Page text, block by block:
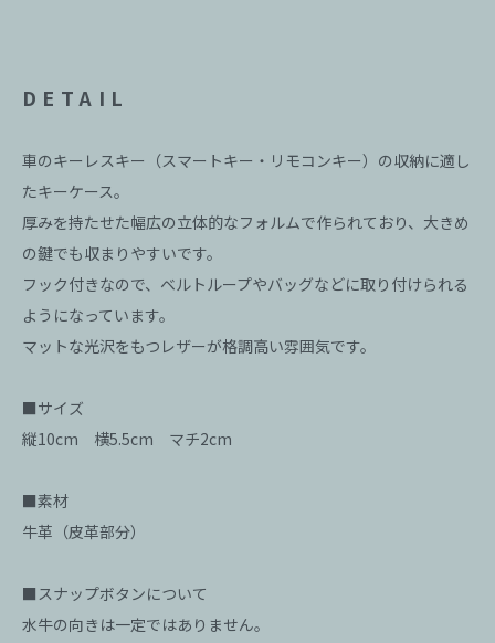
DETAIL
車のキーレスキー（スマートキー・リモコンキー）の収納に適し
たキーケース。
厚みを持たせた幅広の立体的なフォルムで作られており、大きめ
の鍵でも収まりやすいです。
フック付きなので、ベルトループやバッグなどに取り付けられる
ようになっています。
マットな光沢をもつレザーが格調高い雰囲気です。
■サイズ
縦10cm 横5.5cm マチ2cm
■素材
牛革（皮革部分）
■スナップボタンについて
水牛の向きは一定ではありません。